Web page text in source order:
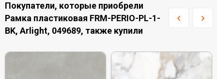
Покупатели, которые приобрели
Рамка пластиковая FRM-PERIO-PL-1-
BK, Arlight, 049689, также купили